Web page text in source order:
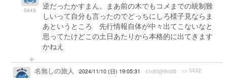
5443
逆だったかすまん。まあ前の木でもコメまでの統制難
しいって自分も言ったのでどっちにしろ様子見ならま
あというところ 先行情報自体が中々出てこないなと
思ってたけどこの土日あたりから本格的に出てきます
かねえ
名無しの旅人 2024/11/10 (日) 19:05:31 c1c6f@9ccf8 >> 5432